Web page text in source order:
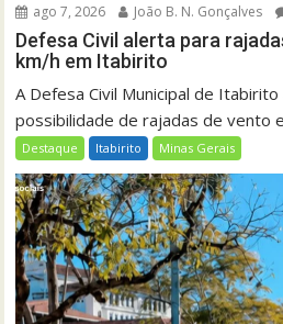
ago 7, 2026 João B. N. Gonçalves
Defesa Civil alerta para
km/h em Itabirito
A Defesa Civil Municipal de
possibilidade de rajadas de vento
Destaque Itabirito Minas Gerais